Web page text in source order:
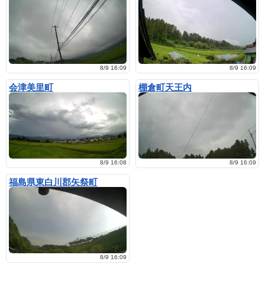
8/9 16:09 8/9 16:09
会津美里町
8/9 16:08
棚倉町天王内
8/9 16:09
福島県東白川郡矢祭町
8/9 16:09